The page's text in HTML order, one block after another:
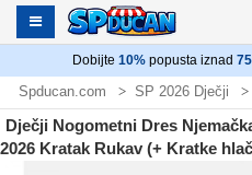
Dobijte 10% popusta iznad 75
Spducan.com SP 2026 Dječji
Dječji Nogometni Dres
2026 Kratak Rukav (+ Kratke